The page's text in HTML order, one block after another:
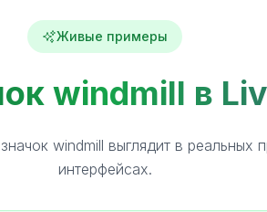
Живые примеры
windmill в
windmill выглядит в реальных
интерфейсах.